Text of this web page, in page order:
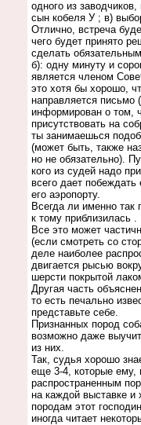
одного из
сын кобеля У ; в)
Отлично, встреча
чего будет принято
сделать
б): одну минуту и
является членом
это хотя бы хорошо,
направляется письмо
информирован о том,
присутствовать на
ты занимаешься
(может быть, также
но не обязательно).
кого из судей надо
всего дает
его аэропорту.
Всегда ли именно
к тому приблизилась .
Все это может
(если смотреть со
деле наиболее
двигается рысью
шерсти покрытой
Другая часть
то есть печально
представьте себе.
Признанных пород
возможно даже
из них.
Так, судья хорошо
еще 3-4, которые ему,
распространенным
на каждой выставке
породам этот
иногда читает